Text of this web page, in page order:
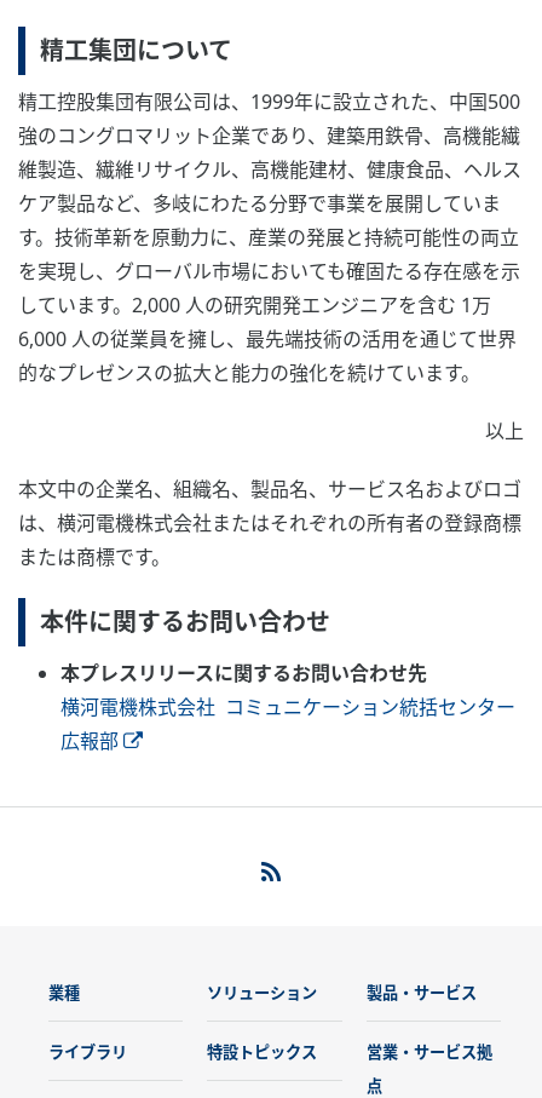
精工集団について
精工控股集団有限公司は、1999年に設立された、中国500
強のコングロマリット企業であり、建築用鉄骨、高機能繊
維製造、繊維リサイクル、高機能建材、健康食品、ヘルス
ケア製品など、多岐にわたる分野で事業を展開していま
す。技術革新を原動力に、産業の発展と持続可能性の両立
を実現し、グローバル市場においても確固たる存在感を示
しています。2,000 人の研究開発エンジニアを含む 1万
6,000 人の従業員を擁し、最先端技術の活用を通じて世界
的なプレゼンスの拡大と能力の強化を続けています。
以上
本文中の企業名、組織名、製品名、サービス名およびロゴ
は、横河電機株式会社またはそれぞれの所有者の登録商標
または商標です。
本件に関するお問い合わせ
本プレスリリースに関するお問い合わせ先
横河電機株式会社 コミュニケーション統括センター
広報部
業種 ソリューション 製品・サービス
ライブラリ 特設トピックス
営業・サービス拠
点